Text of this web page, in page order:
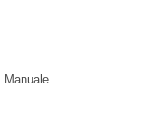
Manuale